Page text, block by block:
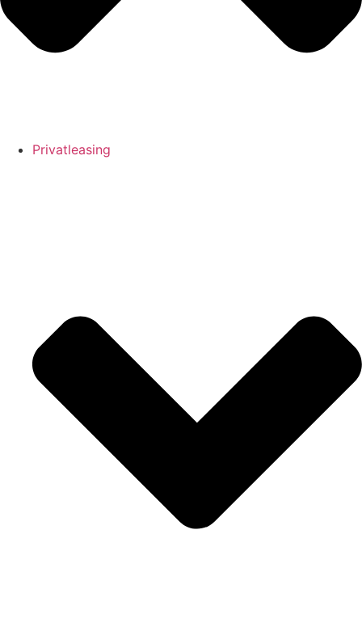
Privatleasing